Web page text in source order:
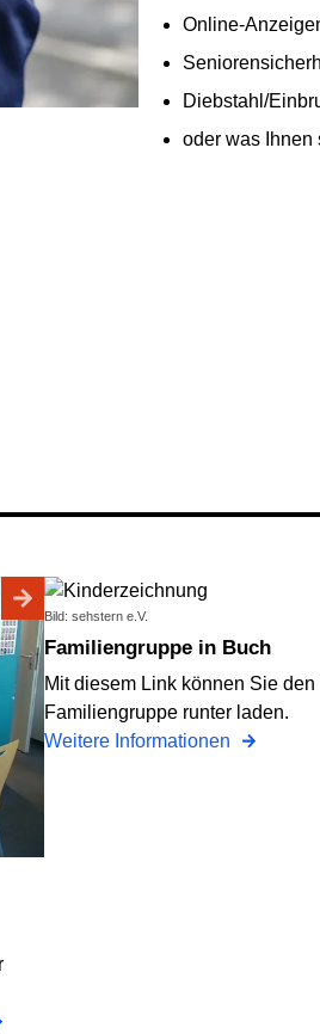
Online-
Diebstahl/
oder was Ihnen
Bild: sehstern e.V.
Familiengruppe in Buch
Mit diesem Link können Sie
Familiengruppe runter laden.
Weitere Informationen